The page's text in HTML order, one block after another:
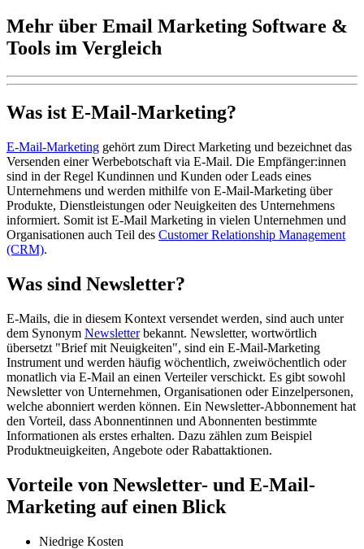
Mehr über Email Marketing Software &
Tools im Vergleich
Was ist E-Mail-Marketing?
E-Mail-Marketing gehört zum Direct Marketing und bezeichnet das
Versenden einer Werbebotschaft via E-Mail. Die Empfänger:innen
sind in der Regel Kundinnen und Kunden oder Leads eines
Unternehmens und werden mithilfe von E-Mail-Marketing über
Produkte, Dienstleistungen oder Neuigkeiten des Unternehmens
informiert. Somit ist E-Mail Marketing in vielen Unternehmen und
Organisationen auch Teil des Customer Relationship Management
(CRM).
Was sind Newsletter?
E-Mails, die in diesem Kontext versendet werden, sind auch unter
dem Synonym Newsletterbekannt. Newsletter, wortwörtlich
übersetzt "Brief mit Neuigkeiten", sind ein E-Mail-Marketing
Instrument und werden häufig wöchentlich, zweiwöchentlich oder
monatlich via E-Mail an einen Verteiler verschickt. Es gibt sowohl
Newsletter von Unternehmen, Organisationen oder Einzelpersonen,
welche abonniert werden können. Ein Newsletter-Abbonnement hat
den Vorteil, dass Abonnentinnen und Abonnenten bestimmte
Informationen als erstes erhalten. Dazu zählen zum Beispiel
Produktneuigkeiten, Angebote oder Rabattaktionen.
Vorteile von Newsletter- und E-Mail-
Marketing auf einen Blick
Niedrige Kosten